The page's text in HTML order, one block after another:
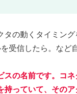
タの動くタイミン
受信したら。など
スの名前です。コ
持っていて、その